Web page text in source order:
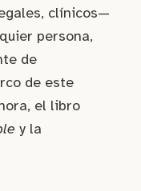
clínicos—
persona,
de
de este
el libro
y la